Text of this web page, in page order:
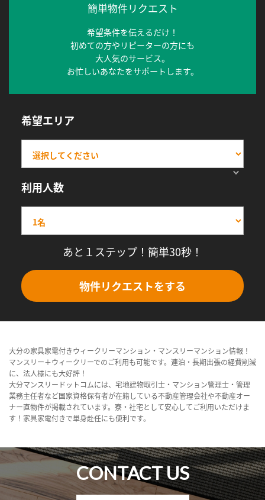
簡単物件リクエスト
希望条件を伝えるだけ！
初めての方やリピーターの方にも
大人気のサービス。
お忙しいあなたをサポートします。
希望エリア
利用人数
あと１ステップ！簡単30秒！
物件リクエストをする
大分の家具家電付きウィークリーマンション・マンスリーマンション情報！
マンスリー＋ウィークリーでのご利用も可能です。連泊・長期出張の経費削減
に、法人様にも大好評！
大分マンスリードットコムには、宅地建物取引士・マンション管理士・管理
業務主任者など国家資格保有者が在籍している不動産管理会社や不動産オー
ナー直物件が掲載されています。寮・社宅として安心してご利用いただけま
す！家具家電付きで単身赴任にも便利です。
CONTACT US